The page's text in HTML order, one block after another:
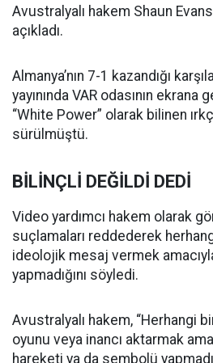
Avustralyalı hakem Shaun Evans
açıkladı.
Almanya’nın 7-1 kazandığı
yayınında VAR odasının ekrana
“White Power” olarak bilinen
sürülmüştü.
BİLİNÇLİ DEĞİLDİ DEDİ
Video yardımcı hakem olarak
suçlamaları reddederek
ideolojik mesaj vermek
yapmadığını söyledi.
Avustralyalı hakem, “Herhangi
oyunu veya inancı aktarmak
hareketi ya da sembolü